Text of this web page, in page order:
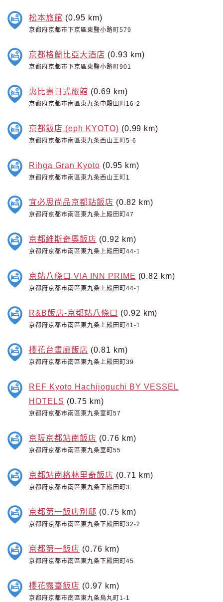
松本旅館 (0.95 km)
京都府京都市下京區東鹽小路町579
京都格蘭比亞大酒店 (0.93 km)
京都府京都市下京區東鹽小路町901
惠比壽日式旅館 (0.69 km)
京都府京都市南區東九条中殿田町16-2
京都飯店 (eph KYOTO) (0.99 km)
京都府京都市南區東九条西山王町5-6
Rihga Gran Kyoto (0.95 km)
京都府京都市南區東九条西山王町1
宜必思尚品京都站飯店 (0.82 km)
京都府京都市南區東九条上殿田町47
京都維斯奇奧飯店 (0.92 km)
京都府京都市南區東九条上殿田町44-1
京站八條口 VIA INN PRIME (0.82 km)
京都府京都市南區東九条上殿田町44-1
R&B飯店-京都站八條口 (0.92 km)
京都府京都市南區東九条上殿田町41-1
櫻花台畫廊飯店 (0.81 km)
京都府京都市南區東九条上殿田町39
REF Kyoto Hachijoguchi BY VESSEL
HOTELS (0.75 km)
京都府京都市南區東九条室町57
京阪京都站南飯店 (0.76 km)
京都府京都市南區東九条室町55
京都站南格林里奇飯店 (0.71 km)
京都府京都市南區東九条下殿田町3
京都第一飯店別邸 (0.75 km)
京都府京都市南區東九条下殿田町32-2
京都第一飯店 (0.76 km)
京都府京都市南區東九条下殿田町45
櫻花露臺飯店 (0.97 km)
京都府京都市南區東九条烏丸町1-1